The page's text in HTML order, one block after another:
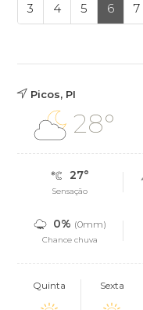
3 4 5 6 7
Picos, PI
28°
27°
Sensação
0% (0mm)
Chance chuva
Quinta Sexta